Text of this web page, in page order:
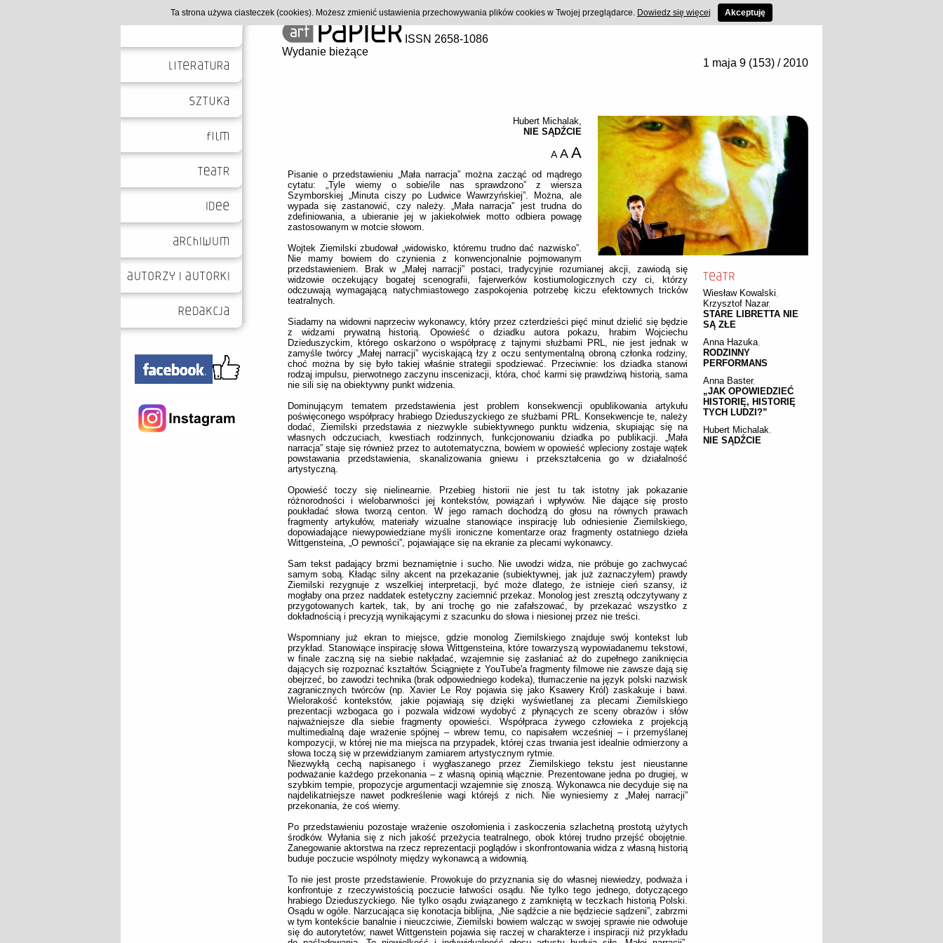
ISSN 2658-1086
Wydanie bieżące
1 maja 9 (153) / 2010
Wiesław Kowalski,
Krzysztof Nazar,
STARE LIBRETTA NIE
SĄ ZŁE
Anna Hazuka,
RODZINNY
PERFORMANS
Anna Baster,
„JAK OPOWIEDZIEĆ
HISTORIĘ, HISTORIĘ
TYCH LUDZI?”
Hubert Michalak,
NIE SĄDŹCIE
Hubert Michalak,
NIE SĄDŹCIE
A A A
Pisanie o przedstawieniu „Mała narracja” można zacząć od mądrego
cytatu: „Tyle wiemy o sobie/ile nas sprawdzono” z wiersza
Szymborskiej „Minuta ciszy po Ludwice Wawrzyńskiej”. Można, ale
wypada się zastanowić, czy należy. „Mała narracja” jest trudna do
zdefiniowania, a ubieranie jej w jakiekolwiek motto odbiera powagę
zastosowanym w motcie słowom.
Wojtek Ziemilski zbudował „widowisko, któremu trudno dać nazwisko”.
Nie mamy bowiem do czynienia z konwencjonalnie pojmowanym
przedstawieniem. Brak w „Małej narracji” postaci, tradycyjnie rozumianej akcji, zawiodą się
widzowie oczekujący bogatej scenografii, fajerwerków kostiumologicznych czy ci, którzy
odczuwają wymagającą natychmiastowego zaspokojenia potrzebę kiczu efektownych tricków
teatralnych.
Siadamy na widowni naprzeciw wykonawcy, który przez czterdzieści pięć minut dzielić się będzie
z widzami prywatną historią. Opowieść o dziadku autora pokazu, hrabim Wojciechu
Dzieduszyckim, którego oskarżono o współpracę z tajnymi służbami PRL, nie jest jednak w
zamyśle twórcy „Małej narracji” wyciskającą łzy z oczu sentymentalną obroną członka rodziny,
choć można by się było takiej właśnie strategii spodziewać. Przeciwnie: los dziadka stanowi
rodzaj impulsu, pierwotnego zaczynu inscenizacji, która, choć karmi się prawdziwą historią, sama
nie sili się na obiektywny punkt widzenia.
Dominującym tematem przedstawienia jest problem konsekwencji opublikowania artykułu
poświęconego współpracy hrabiego Dzieduszyckiego ze służbami PRL. Konsekwencje te, należy
dodać, Ziemilski przedstawia z niezwykle subiektywnego punktu widzenia, skupiając się na
własnych odczuciach, kwestiach rodzinnych, funkcjonowaniu dziadka po publikacji. „Mała
narracja” staje się również przez to autotematyczna, bowiem w opowieść wpleciony zostaje wątek
powstawania przedstawienia, skanalizowania gniewu i przekształcenia go w działalność
artystyczną.
Opowieść toczy się nielinearnie. Przebieg historii nie jest tu tak istotny jak pokazanie
różnorodności i wielobarwności jej kontekstów, powiązań i wpływów. Nie dające się prosto
poukładać słowa tworzą centon. W jego ramach dochodzą do głosu na równych prawach
fragmenty artykułów, materiały wizualne stanowiące inspirację lub odniesienie Ziemilskiego,
dopowiadające niewypowiedziane myśli ironiczne komentarze oraz fragmenty ostatniego dzieła
Wittgensteina, „O pewności”, pojawiające się na ekranie za plecami wykonawcy.
Sam tekst padający brzmi beznamiętnie i sucho. Nie uwodzi widza, nie próbuje go zachwycać
samym sobą. Kładąc silny akcent na przekazanie (subiektywnej, jak już zaznaczyłem) prawdy
Ziemilski rezygnuje z wszelkiej interpretacji, być może dlatego, że istnieje cień szansy, iż
mogłaby ona przez naddatek estetyczny zaciemnić przekaz. Monolog jest zresztą odczytywany z
przygotowanych kartek, tak, by ani trochę go nie zafałszować, by przekazać wszystko z
dokładnością i precyzją wynikającymi z szacunku do słowa i niesionej przez nie treści.
Wspomniany już ekran to miejsce, gdzie monolog Ziemilskiego znajduje swój kontekst lub
przykład. Stanowiące inspirację słowa Wittgensteina, które towarzyszą wypowiadanemu tekstowi,
w finale zaczną się na siebie nakładać, wzajemnie się zasłaniać aż do zupełnego zaniknięcia
dających się rozpoznać kształtów. Ściągnięte z YouTube'a fragmenty filmowe nie zawsze dają się
obejrzeć, bo zawodzi technika (brak odpowiedniego kodeka), tłumaczenie na język polski nazwisk
zagranicznych twórców (np. Xavier Le Roy pojawia się jako Ksawery Król) zaskakuje i bawi.
Wielorakość kontekstów, jakie pojawiają się dzięki wyświetlanej za plecami Ziemilskiego
prezentacji wzbogaca go i pozwala widzowi wydobyć z płynących ze sceny obrazów i słów
najważniejsze dla siebie fragmenty opowieści. Współpraca żywego człowieka z projekcją
multimedialną daje wrażenie spójnej – wbrew temu, co napisałem wcześniej – i przemyślanej
kompozycji, w której nie ma miejsca na przypadek, której czas trwania jest idealnie odmierzony a
słowa toczą się w przewidzianym zamiarem artystycznym rytmie.
Niezwykłą cechą napisanego i wygłaszanego przez Ziemilskiego tekstu jest nieustanne
podważanie każdego przekonania – z własną opinią włącznie. Prezentowane jedna po drugiej, w
szybkim tempie, propozycje argumentacji wzajemnie się znoszą. Wykonawca nie decyduje się na
najdelikatniejsze nawet podkreślenie wagi którejś z nich. Nie wyniesiemy z „Małej narracji”
przekonania, że coś wiemy.
Po przedstawieniu pozostaje wrażenie oszołomienia i zaskoczenia szlachetną prostotą użytych
środków. Wyłania się z nich jakość przeżycia teatralnego, obok której trudno przejść obojętnie.
Zanegowanie aktorstwa na rzecz reprezentacji poglądów i skonfrontowania widza z własną historią
buduje poczucie wspólnoty między wykonawcą a widownią.
To nie jest proste przedstawienie. Prowokuje do przyznania się do własnej niewiedzy, podważa i
konfrontuje z rzeczywistością poczucie łatwości osądu. Nie tylko tego jednego, dotyczącego
hrabiego Dzieduszyckiego. Nie tylko osądu związanego z zamkniętą w teczkach historią Polski.
Osądu w ogóle. Narzucająca się konotacja biblijna, „Nie sądźcie a nie będziecie sądzeni”, zabrzmi
w tym kontekście banalnie i nieuczciwie, Ziemilski bowiem walcząc w swojej sprawie nie odwołuje
się do autorytetów; nawet Wittgenstein pojawia się raczej w charakterze i inspiracji niż przykładu
Ta strona używa ciasteczek (cookies). Możesz zmienić ustawienia przechowywania plików cookies w Twojej przeglądarce. Dowiedz się więcej Akceptuję